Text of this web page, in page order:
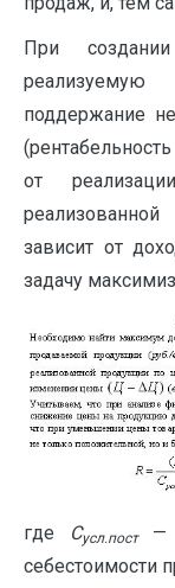
При
поддержание
от
зависит от
задачу
где Сусл.пост—
себестоимости